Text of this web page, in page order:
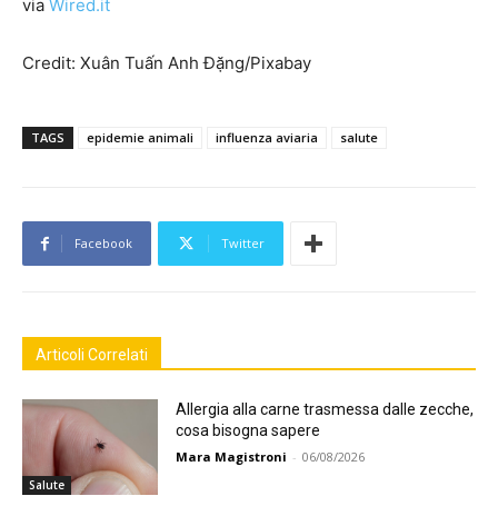
via Wired.it
Credit: Xuân Tuấn Anh Đặng/Pixabay
TAGS epidemie animali influenza aviaria salute
Facebook Twitter
Articoli Correlati
Salute
Allergia alla carne trasmessa dalle zecche,
cosa bisogna sapere
Mara Magistroni - 06/08/2026